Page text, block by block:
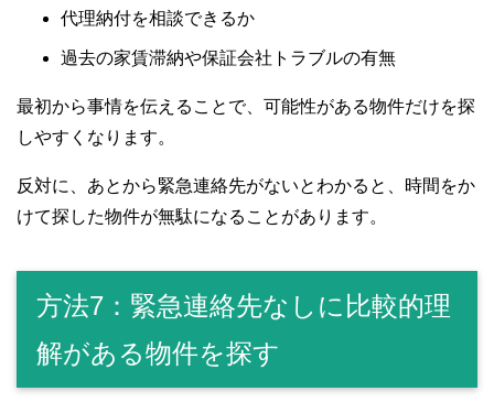
代理納付を相談できるか
過去の家賃滞納や保証会社トラブルの有無
最初から事情を伝えることで、可能性がある物件だけを探
しやすくなります。
反対に、あとから緊急連絡先がないとわかると、時間をか
けて探した物件が無駄になることがあります。
方法7：緊急連絡先なしに比較的理
解がある物件を探す